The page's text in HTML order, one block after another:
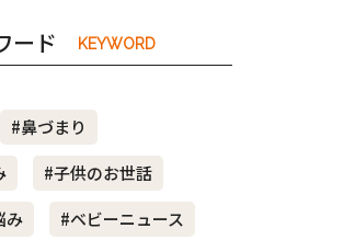
ード KEYWORD
#鼻づまり
#子供のお世話
み
#ベビーニュース